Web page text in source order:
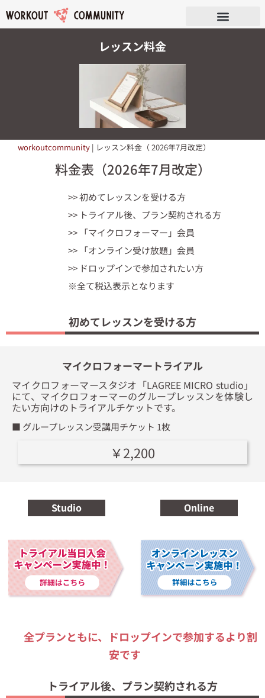
レッスン料金
workoutcommunity | レッスン料金（ 2026年7月改定）
料金表（2026年7月改定）
>> 初めてレッスンを受ける方
>> トライアル後、プラン契約される方
>> 「マイクロフォーマー」会員
>> 「オンライン受け放題」会員
>> ドロップインで参加されたい方
※全て税込表示となります
初めてレッスンを受ける方
マイクロフォーマートライアル
マイクロフォーマースタジオ「LAGREE MICRO studio」
にて、マイクロフォーマーのグループレッスンを体験し
たい方向けのトライアルチケットです。
■ グループレッスン受講用チケット 1枚
￥2,200
Studio Online
全プランともに、ドロップインで参加するより割
安です
トライアル後、プラン契約される方